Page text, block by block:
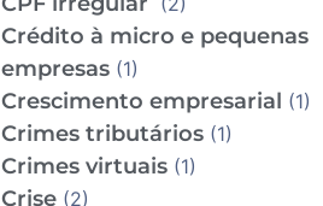
Crédito à micro e pequenas
empresas(1)
Crescimento empresarial (1)
Crimes tributários(1)
Crimes virtuais(1)
Crise(2)